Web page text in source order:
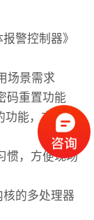
警控制器》
场景需求
码重置功能
功能，方便现
惯，方便现场
核的多处理器